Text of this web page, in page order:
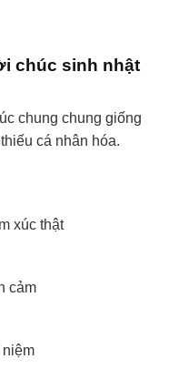
chúc sinh nhật
chung chung giống
cá nhân hóa.
xúc thật
cảm
niệm